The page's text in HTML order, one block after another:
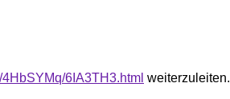
6IA3TH3.html weiterzuleiten.